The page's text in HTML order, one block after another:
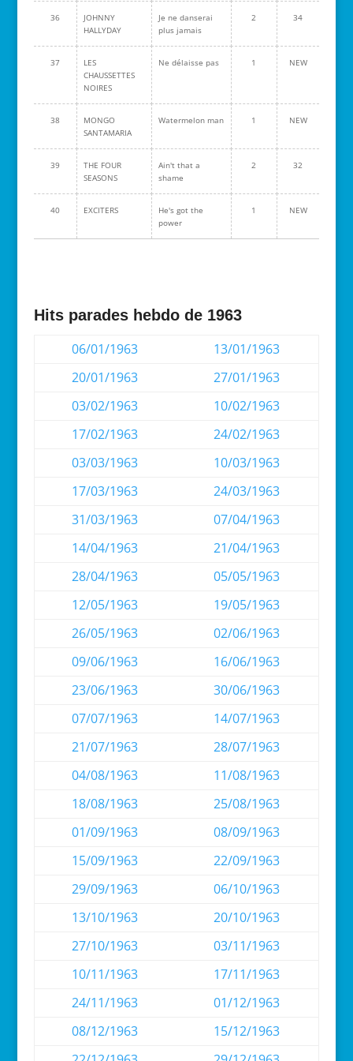
36
JOHNNY
HALLYDAY
Je ne danserai
plus jamais
2 34
37
LES
CHAUSSETTES
NOIRES
Ne délaisse pas 1 NEW
38
MONGO
SANTAMARIA
Watermelon man 1 NEW
39
THE FOUR
SEASONS
Ain't that a
shame
2 32
40 EXCITERS
He's got the
power
1 NEW
Hits parades hebdo de 1963
06/01/1963
13/01/1963
20/01/1963
27/01/1963
03/02/1963
10/02/1963
17/02/1963
24/02/1963
03/03/1963
10/03/1963
17/03/1963
24/03/1963
31/03/1963
07/04/1963
14/04/1963
21/04/1963
28/04/1963
05/05/1963
12/05/1963
19/05/1963
26/05/1963
02/06/1963
09/06/1963
16/06/1963
23/06/1963
30/06/1963
07/07/1963
14/07/1963
21/07/1963
28/07/1963
04/08/1963
11/08/1963
18/08/1963
25/08/1963
01/09/1963
08/09/1963
15/09/1963
22/09/1963
29/09/1963
06/10/1963
13/10/1963
20/10/1963
27/10/1963
03/11/1963
10/11/1963
17/11/1963
24/11/1963
01/12/1963
08/12/1963
15/12/1963